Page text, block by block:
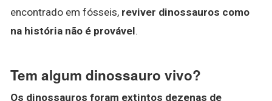
encontrado em fósseis, reviver dinossauros como
na história não é provável.
Tem algum dinossauro vivo?
Os dinossauros foram extintos dezenas de